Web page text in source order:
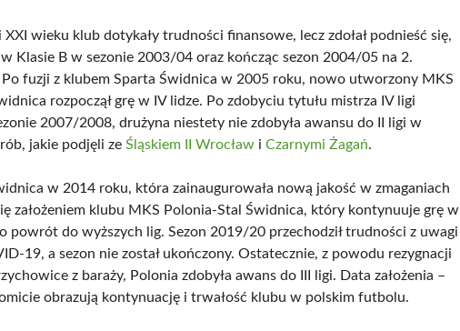
XXI wieku klub dotykały trudności finansowe, lecz zdołał podnieść się,
Klasie B w sezonie 2003/04 oraz kończąc sezon 2004/05 na 2.
Po fuzji z klubem Sparta Świdnica w 2005 roku, nowo utworzony MKS
rozpoczął grę w IV lidze. Po zdobyciu tytułu mistrza IV ligi
2007/2008, drużyna niestety nie zdobyła awansu do II ligi w
jakie podjęli ze Śląskiem II Wrocław i Czarnymi Żagań.
w 2014 roku, która zainaugurowała nową jakość w zmaganiach
założeniem klubu MKS Polonia-Stal Świdnica, który kontynuuje grę w
powrót do wyższych lig. Sezon 2019/20 przechodził trudności z uwagi
19, a sezon nie został ukończony. Ostatecznie, z powodu rezygnacji
z baraży, Polonia zdobyła awans do III ligi. Data założenia –
obrazują kontynuację i trwałość klubu w polskim futbolu.